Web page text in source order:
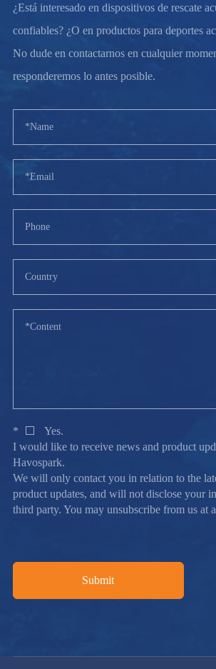
¿Está interesado en dispositivos de rescate
confiables? ¿O en productos para deportes
No dude en contactarnos en cualquier
responderemos lo antes posible.
*
Yes.
I would like to receive news and product
Havospark.
We will only contact you in relation to the
product updates, and will not disclose your
third party. You may unsubscribe from us at
Submit